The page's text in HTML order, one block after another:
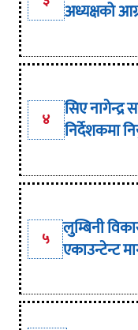
अध्यक्षको
४
सिए
निर्देशकमा
५ लुम्बिनी
एकाउन्टेन्ट